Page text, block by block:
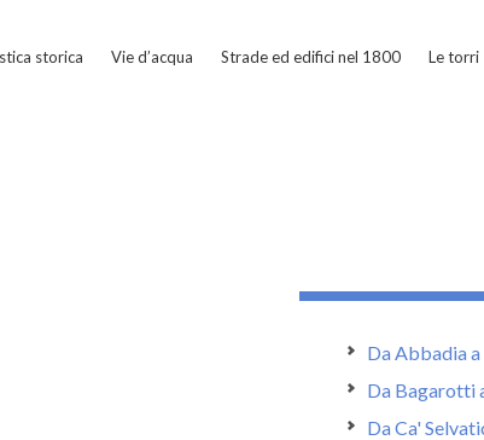
storica Vie d’acqua Strade ed edifici nel 1800 Le torri
Da Abbadia
Da Bagarotti
Da Ca'